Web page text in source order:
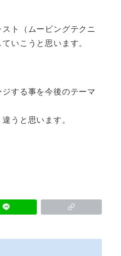
ト（ムービングテクニ
いこうと思います。
する事を今後のテーマ
うと思います。